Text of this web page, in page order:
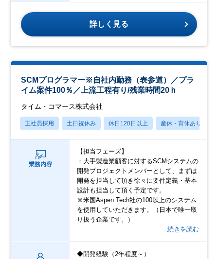
詳しく見る
SCMプログラマー※自社内勤務（表参道）／プラ
イム案件100％／上流工程有り/残業時間20ｈ
タイム・コマース株式会社
正社員採用 土日祝休み 休日120日以上 産休・育休あり
業務内容
【担当フェーズ】
：大手製造業顧客に対するSCMシステムの
開発プロジェクトメンバーとして、まずは
開発を担当して頂き徐々に要件定義・基本
設計も担当して頂く予定です。
※米国Aspen Tech社の100以上のシステム
を使用していただきます。（日本で唯一取
り扱う企業です。）
…続きを読む
◆開発経験（2年程度～）